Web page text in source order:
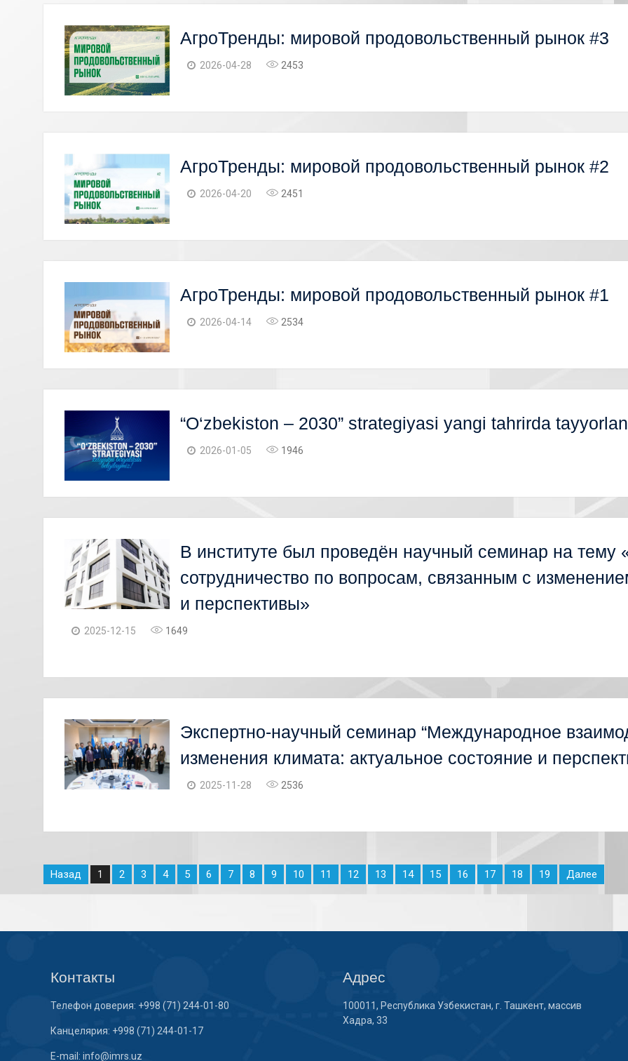
АгроТренды: мировой продовольственный рынок #3
2026-04-28 2453
АгроТренды: мировой продовольственный рынок #2
2026-04-20 2451
АгроТренды: мировой продовольственный рынок #1
2026-04-14 2534
“O‘zbekiston – 2030” strategiyasi yangi tahrirda
2026-01-05 1946
В институте был проведён научный семинар на
сотрудничество по вопросам, связанным с
и перспективы»
2025-12-15 1649
Экспертно-научный семинар “Международное
изменения климата: актуальное состояние и
2025-11-28 2536
Назад 1 2 3 4 5 6 7 8 9 10 11 12 13 14 15 16 17 18 19 Далее
Контакты
Телефон доверия: +998 (71) 244-01-80
Канцелярия: +998 (71) 244-01-17
E-mail: info@imrs.uz
Адрес
100011, Республика Узбекистан, г. Ташкент, массив
Хадра, 33